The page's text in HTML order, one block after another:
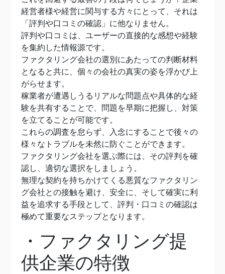
経営者様や経営に関与する方々にとって、それは
「評判や口コミの確認」に他なりません。
評判や口コミは、ユーザーの直接的な感想や経験
を集約した情報源です。
ファクタリング会社の選別にあたっての判断材料
となると共に、個々の会社の真実の姿を浮かび上
がらせます。
稼業者が遭遇しうるリアルな問題点や具体的な経
験を共有することで、問題を早期に把握し、対策
を立てることが可能です。
これらの調査を怠らず、入念にすることで後々の
様々なトラブルを未然に防ぐことができます。
ファクタリング会社を選ぶ際には、その評判を確
認し、適切な選択をしましょう。
無理な契約を持ちかけてくる悪質なファクタリン
グ会社との接触を避け、安全に、そして確実に利
益を追求する手段として、評判・口コミの確認は
極めて重要なステップとなります。
・ファクタリング提
供企業の特徴